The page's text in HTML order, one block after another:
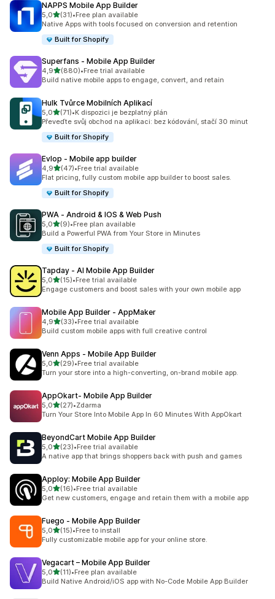
NAPPS Mobile App Builder
5,0z 5 hvězd
(31)
Celkový počet recenzí: 31
•Free plan available
Native Apps with tools focused on conversion and retention
Built for Shopify
Superfans ‑ Mobile App Builder
4,9z 5 hvězd
(880)
Celkový počet recenzí: 880
•Free trial available
Build native mobile apps to engage, convert, and retain
Hulk Tvůrce Mobilních Aplikací
5,0z 5 hvězd
(71)
Celkový počet recenzí: 71
•K dispozici je bezplatný plán
Převeďte svůj obchod na aplikaci: bez kódování, stačí 30 minut
Built for Shopify
Evlop ‑ Mobile app builder
4,9z 5 hvězd
(47)
Celkový počet recenzí: 47
•Free trial available
Flat pricing, fully custom mobile app builder to boost sales.
Built for Shopify
PWA ‑ Android & IOS & Web Push
5,0z 5 hvězd
(9)
Celkový počet recenzí: 9
•Free plan available
Build a Powerful PWA from Your Store in Minutes
Built for Shopify
Tapday ‑ AI Mobile App Builder
5,0z 5 hvězd
(15)
Celkový počet recenzí: 15
•Free trial available
Engage customers and boost sales with your own mobile app
Mobile App Builder ‑ AppMaker
4,9z 5 hvězd
(33)
Celkový počet recenzí: 33
•Free trial available
Build custom mobile apps with full creative control
Venn Apps ‑ Mobile App Builder
5,0z 5 hvězd
(29)
Celkový počet recenzí: 29
•Free trial available
Turn your store into a high-converting, on-brand mobile app.
AppOkart‑ Mobile App Builder
5,0z 5 hvězd
(27)
Celkový počet recenzí: 27
•Zdarma
Turn Your Store Into Mobile App In 60 Minutes With AppOkart
BeyondCart Mobile App Builder
5,0z 5 hvězd
(23)
Celkový počet recenzí: 23
•Free trial available
A native app that brings shoppers back with push and games
Apploy: Mobile App Builder
5,0z 5 hvězd
(16)
Celkový počet recenzí: 16
•Free trial available
Get new customers, engage and retain them with a mobile app
Fuego ‑ Mobile App Builder
5,0z 5 hvězd
(15)
Celkový počet recenzí: 15
•Free to install
Fully customizable mobile app for your online store.
Vegacart – Mobile App Builder
5,0z 5 hvězd
(11)
Celkový počet recenzí: 11
•Free plan available
Build Native Android/iOS app with No-Code Mobile App Builder